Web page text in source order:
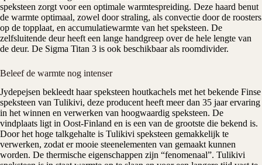
speksteen zorgt voor een optimale warmtespreiding. Deze haard benut
de warmte optimaal, zowel door straling, als convectie door de roosters
op de topplaat, en accumulatiewarmte van het speksteen. De
zelfsluitende deur heeft een lange handgreep over de hele lengte van
de deur. De Sigma Titan 3 is ook beschikbaar als roomdivider.
Beleef de warmte nog intenser
Jydepejsen bekleedt haarspeksteen houtkachels met het bekende Finse
speksteen van Tulikivi, deze producent heeft meer dan 35 jaar ervaring
in het winnen en verwerken van hoogwaardig speksteen. De
vindplaats ligt in Oost-Finland en is een van de grootste die bekend is.
Door het hoge talkgehalte is Tulikivi speksteen gemakkelijk te
verwerken, zodat er mooie steenelementen van gemaakt kunnen
worden. De thermische eigenschappen zijn “fenomenaal”. Tulikivi